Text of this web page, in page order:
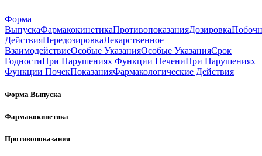
Форма
ВыпускаФармакокинетикаПротивопоказанияДозировка
ДействияПередозировкаЛекарственное
ВзаимодействиеОсобые УказанияОсобые УказанияСрок
ГодностиПри Нарушениях Функции ПечениПри Нарушениях
Функции ПочекПоказанияФармакологические Действия
Форма Выпуска
Фармакокинетика
Противопоказания